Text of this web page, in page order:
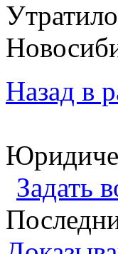
Назад в
Задать